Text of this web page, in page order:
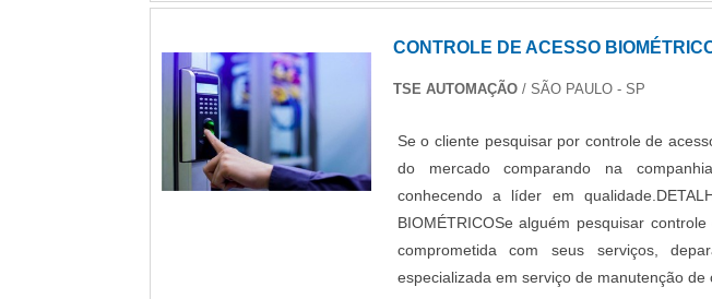
CONTROLE DE ACESSO
TSE AUTOMAÇÃO / SÃO PAULO - SP
Se o cliente pesquisar por controle de
do mercado comparando na
conhecendo a líder em
BIOMÉTRICOSe alguém pesquisar
comprometida com seus serviços,
especializada em serviço de manutenção de